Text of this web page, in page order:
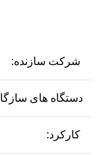
شرکت سازنده:
دستگاه های
کارکرد: